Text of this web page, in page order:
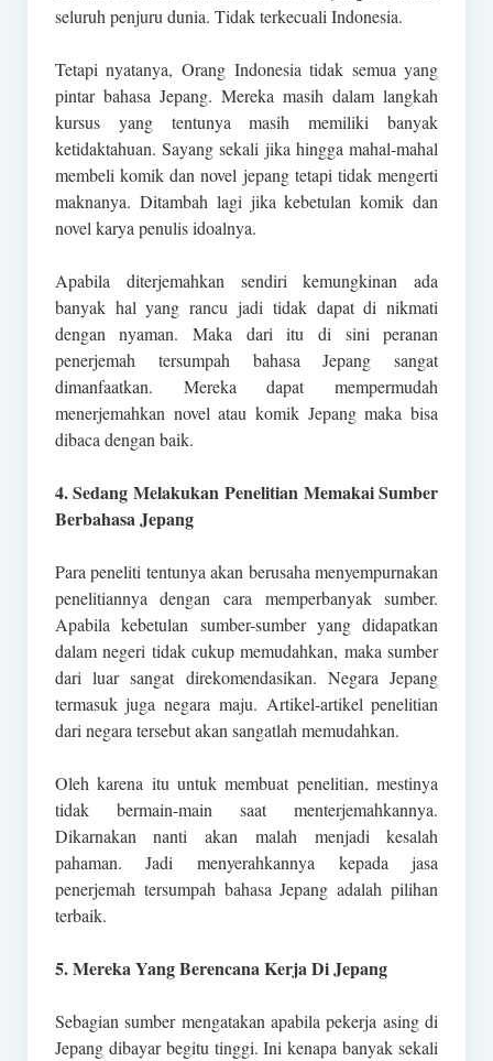
seluruh penjuru dunia. Tidak terkecuali Indonesia.
Tetapi nyatanya, Orang Indonesia tidak semua yang
pintar bahasa Jepang. Mereka masih dalam langkah
kursus yang tentunya masih memiliki banyak
ketidaktahuan. Sayang sekali jika hingga mahal-mahal
membeli komik dan novel jepang tetapi tidak mengerti
maknanya. Ditambah lagi jika kebetulan komik dan
novel karya penulis idoalnya.
Apabila diterjemahkan sendiri kemungkinan ada
banyak hal yang rancu jadi tidak dapat di nikmati
dengan nyaman. Maka dari itu di sini peranan
penerjemah tersumpah bahasa Jepang sangat
dimanfaatkan. Mereka dapat mempermudah
menerjemahkan novel atau komik Jepang maka bisa
dibaca dengan baik.
4. Sedang Melakukan Penelitian Memakai Sumber
Berbahasa Jepang
Para peneliti tentunya akan berusaha menyempurnakan
penelitiannya dengan cara memperbanyak sumber.
Apabila kebetulan sumber-sumber yang didapatkan
dalam negeri tidak cukup memudahkan, maka sumber
dari luar sangat direkomendasikan. Negara Jepang
termasuk juga negara maju. Artikel-artikel penelitian
dari negara tersebut akan sangatlah memudahkan.
Oleh karena itu untuk membuat penelitian, mestinya
tidak bermain-main saat menterjemahkannya.
Dikarnakan nanti akan malah menjadi kesalah
pahaman. Jadi menyerahkannya kepada jasa
penerjemah tersumpah bahasa Jepang adalah pilihan
terbaik.
5. Mereka Yang Berencana Kerja Di Jepang
Sebagian sumber mengatakan apabila pekerja asing di
Jepang dibayar begitu tinggi. Ini kenapa banyak sekali